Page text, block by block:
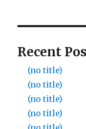
Recent
(no title)
(no title)
(no title)
(no title)